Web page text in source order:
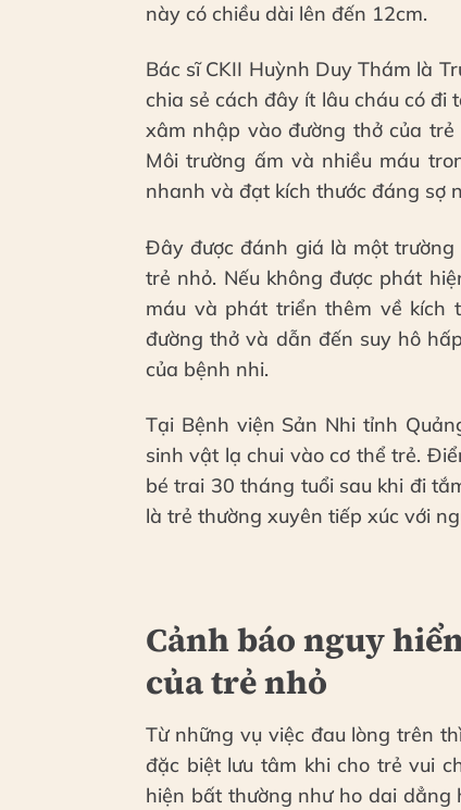
này có chiều dài lên đến 12cm.
Bác sĩ CKII Huỳnh Duy Thám là
chia sẻ cách đây ít lâu cháu có đi
xâm nhập vào đường thở của
Môi trường ấm và nhiều máu
nhanh và đạt kích thước đáng sợ
Đây được đánh giá là một
trẻ nhỏ. Nếu không được phát
máu và phát triển thêm về
đường thở và dẫn đến suy hô
của bệnh nhi.
Tại Bệnh viện Sản Nhi tỉnh
sinh vật lạ chui vào cơ thể trẻ.
bé trai 30 tháng tuổi sau khi đi
là trẻ thường xuyên tiếp xúc với
Cảnh báo nguy
của trẻ nhỏ
Từ những vụ việc đau lòng trên
đặc biệt lưu tâm khi cho trẻ vui
hiện bất thường như ho dai